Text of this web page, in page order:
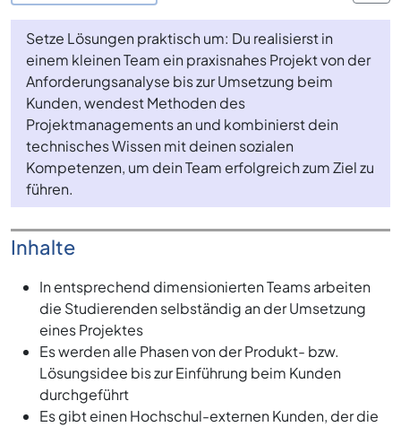
Setze Lösungen praktisch um: Du realisierst in
einem kleinen Team ein praxisnahes Projekt von der
Anforderungsanalyse bis zur Umsetzung beim
Kunden, wendest Methoden des
Projektmanagements an und kombinierst dein
technisches Wissen mit deinen sozialen
Kompetenzen, um dein Team erfolgreich zum Ziel zu
führen.
Inhalte
In entsprechend dimensionierten Teams arbeiten
die Studierenden selbständig an der Umsetzung
eines Projektes
Es werden alle Phasen von der Produkt- bzw.
Lösungsidee bis zur Einführung beim Kunden
durchgeführt
Es gibt einen Hochschul-externen Kunden, der die